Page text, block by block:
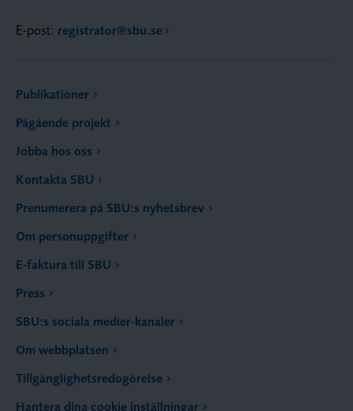
E-post: registrator@sbu.se
Publikationer
Pågående projekt
Jobba hos oss
Kontakta SBU
Prenumerera på SBU:s nyhetsbrev
Om personuppgifter
E-faktura till SBU
Press
SBU:s sociala medier-kanaler
Om webbplatsen
Tillgänglighetsredogörelse
Hantera dina cookie inställningar